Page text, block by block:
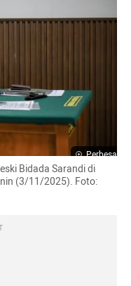
Perbesar
Bidada Sarandi di
(3/11/2025). Foto: